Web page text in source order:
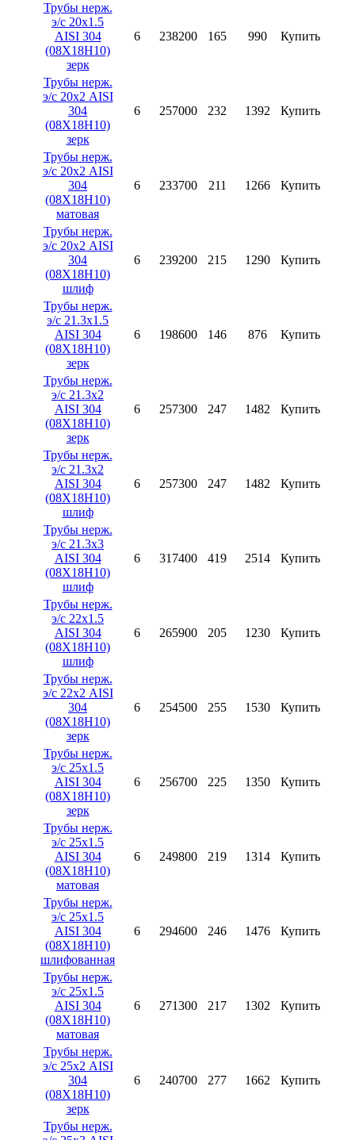
Трубы нерж.
э/с 20х1.5
AISI 304
(08X18H10)
зерк
6 238200 165 990 Купить
Трубы нерж.
э/с 20х2 AISI
304
(08X18H10)
зерк
6 257000 232 1392 Купить
Трубы нерж.
э/с 20х2 AISI
304
(08X18H10)
матовая
6 233700 211 1266 Купить
Трубы нерж.
э/с 20х2 AISI
304
(08X18H10)
шлиф
6 239200 215 1290 Купить
Трубы нерж.
э/с 21.3х1.5
AISI 304
(08X18H10)
зерк
6 198600 146 876 Купить
Трубы нерж.
э/с 21.3х2
AISI 304
(08X18H10)
зерк
6 257300 247 1482 Купить
Трубы нерж.
э/с 21.3х2
AISI 304
(08X18H10)
шлиф
6 257300 247 1482 Купить
Трубы нерж.
э/с 21.3х3
AISI 304
(08X18H10)
шлиф
6 317400 419 2514 Купить
Трубы нерж.
э/с 22х1.5
AISI 304
(08X18H10)
шлиф
6 265900 205 1230 Купить
Трубы нерж.
э/с 22х2 AISI
304
(08X18H10)
зерк
6 254500 255 1530 Купить
Трубы нерж.
э/с 25х1.5
AISI 304
(08X18H10)
зерк
6 256700 225 1350 Купить
Трубы нерж.
э/с 25х1.5
AISI 304
(08X18H10)
матовая
6 249800 219 1314 Купить
Трубы нерж.
э/с 25х1.5
AISI 304
(08X18H10)
шлифованная
6 294600 246 1476 Купить
Трубы нерж.
э/с 25х1.5
AISI 304
(08X18H10)
матовая
6 271300 217 1302 Купить
Трубы нерж.
э/с 25х2 AISI
304
(08X18H10)
зерк
6 240700 277 1662 Купить
Трубы нерж.